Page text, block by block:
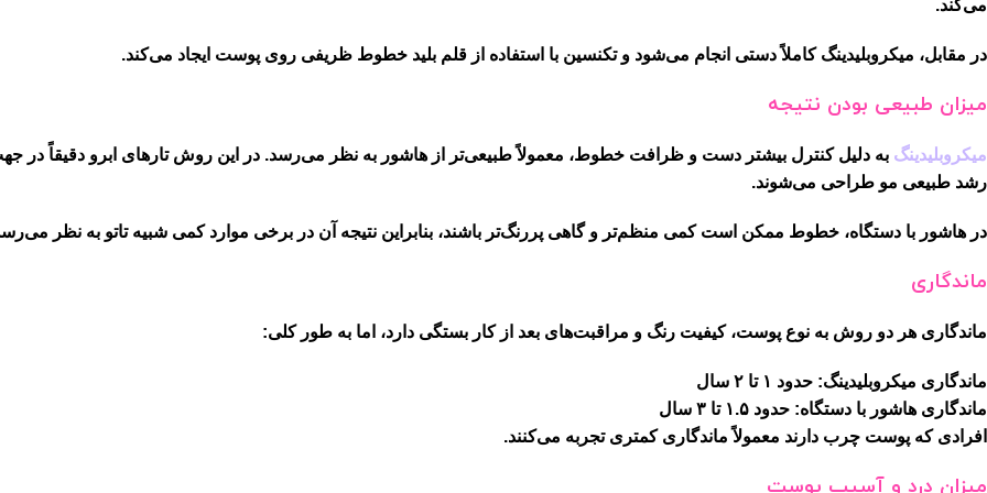
می‌کند.
در مقابل، میکروبلیدینگ کاملاً دستی انجام می‌شود و تکنسین با استفاده از قلم بلید خطوط ظریفی روی پوست ایجاد می‌کند.
میزان طبیعی بودن نتیجه
میکروبلیدینگ به دلیل کنترل بیشتر دست و ظرافت خطوط، معمولاً طبیعی‌تر از هاشور به نظر می‌رسد. در این روش تارهای ابرو دقیقاً در
رشد طبیعی مو طراحی می‌شوند.
در هاشور با دستگاه، خطوط ممکن است کمی منظم‌تر و گاهی پررنگ‌تر باشند، بنابراین نتیجه آن در برخی موارد کمی شبیه تاتو به نظر
ماندگاری
ماندگاری هر دو روش به نوع پوست، کیفیت رنگ و مراقبت‌های بعد از کار بستگی دارد، اما به طور کلی:
ماندگاری میکروبلیدینگ: حدود ۱ تا ۲ سال
ماندگاری هاشور با دستگاه: حدود ۱.۵ تا ۳ سال
افرادی که پوست چرب دارند معمولاً ماندگاری کمتری تجربه می‌کنند.
میزان درد و آسیب پوست